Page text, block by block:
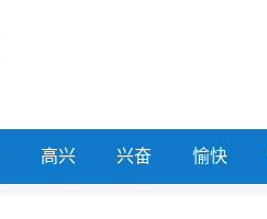
高兴 兴奋 愉快